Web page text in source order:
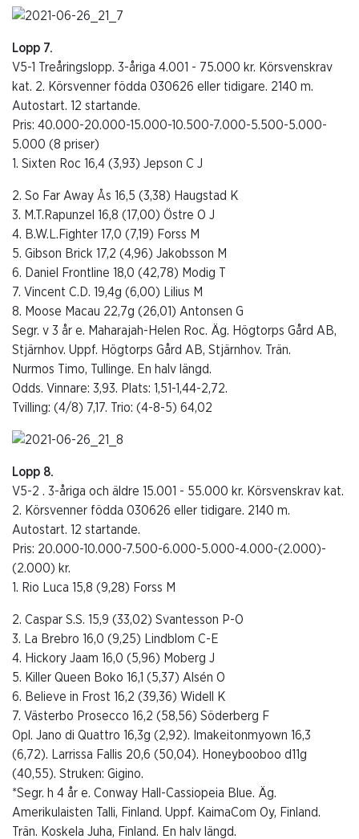
Lopp 7.
V5-1 Treåringslopp. 3-åriga 4.001 - 75.000 kr. Körsvenskrav
kat. 2. Körsvenner födda 030626 eller tidigare. 2140 m.
Autostart. 12 startande.
Pris: 40.000-20.000-15.000-10.500-7.000-5.500-5.000-
5.000 (8 priser)
1. Sixten Roc 16,4 (3,93) Jepson C J
2. So Far Away Ås 16,5 (3,38) Haugstad K
3. M.T.Rapunzel 16,8 (17,00) Östre O J
4. B.W.L.Fighter 17,0 (7,19) Forss M
5. Gibson Brick 17,2 (4,96) Jakobsson M
6. Daniel Frontline 18,0 (42,78) Modig T
7. Vincent C.D. 19,4g (6,00) Lilius M
8. Moose Macau 22,7g (26,01) Antonsen G
Segr. v 3 år e. Maharajah-Helen Roc. Äg. Högtorps Gård AB,
Stjärnhov. Uppf. Högtorps Gård AB, Stjärnhov. Trän.
Nurmos Timo, Tullinge. En halv längd.
Odds. Vinnare: 3,93. Plats: 1,51-1,44-2,72.
Tvilling: (4/8) 7,17. Trio: (4-8-5) 64,02
Lopp 8.
V5-2 . 3-åriga och äldre 15.001 - 55.000 kr. Körsvenskrav kat.
2. Körsvenner födda 030626 eller tidigare. 2140 m.
Autostart. 12 startande.
Pris: 20.000-10.000-7.500-6.000-5.000-4.000-(2.000)-
(2.000) kr.
1. Rio Luca 15,8 (9,28) Forss M
2. Caspar S.S. 15,9 (33,02) Svantesson P-O
3. La Brebro 16,0 (9,25) Lindblom C-E
4. Hickory Jaam 16,0 (5,96) Moberg J
5. Killer Queen Boko 16,1 (5,37) Alsén O
6. Believe in Frost 16,2 (39,36) Widell K
7. Västerbo Prosecco 16,2 (58,56) Söderberg F
Opl. Jano di Quattro 16,3g (2,92). Imakeitonmyown 16,3
(6,72). Larrissa Fallis 20,6 (50,04). Honeybooboo d11g
(40,55). Struken: Gigino.
*Segr. h 4 år e. Conway Hall-Cassiopeia Blue. Äg.
Amerikulaisten Talli, Finland. Uppf. KaimaCom Oy, Finland.
Trän. Koskela Juha, Finland. En halv längd.